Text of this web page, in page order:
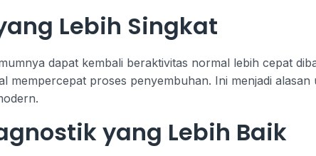
Lebih Singkat
dapat kembali beraktivitas normal lebih cepat
mempercepat proses penyembuhan. Ini menjadi alasan
yang Lebih Baik